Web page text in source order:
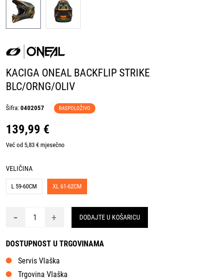
KACIGA ONEAL BACKFLIP STRIKE
BLC/ORNG/OLIV
Šifra: 0402057 RASPOLOŽIVO
139,99 €
Već od 5,83 € mjesečno
VELIČINA
L 59-60CM XL 61-62CM
- + DODAJTE U KOŠARICU
DOSTUPNOST U TRGOVINAMA
Servis Vlaška
Trgovina Vlaška